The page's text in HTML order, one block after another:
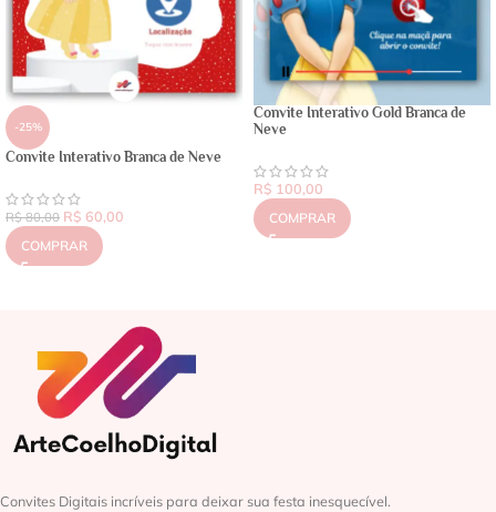
-25%
Convite Interativo Branca de Neve
R$80,00 R$ 60,00
COMPRAR
Convite Interativo Gold Branca de
Neve
R$ 100,00
COMPRAR
Convites Digitais incríveis para deixar sua festa inesquecível.